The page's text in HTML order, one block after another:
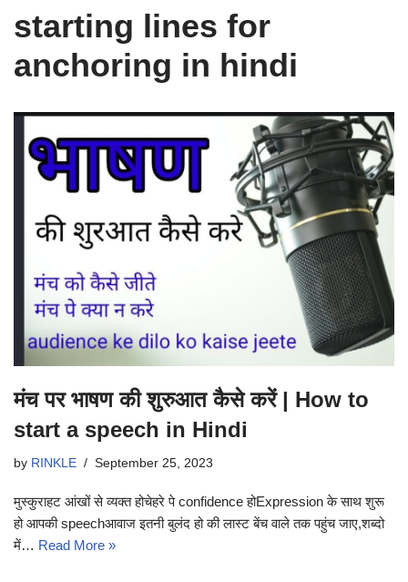
starting lines for
anchoring in hindi
मंच पर भाषण की शुरुआत कैसे करें | How to
start a speech in Hindi
by RINKLE September 25, 2023
मुस्कुराहट आंखों से व्यक्त होचेहरे पे confidence होExpression के साथ शुरू
हो आपकी speechआवाज इतनी बुलंद हो की लास्ट बेंच वाले तक पहुंच जाए,शब्दो
में… Read More »